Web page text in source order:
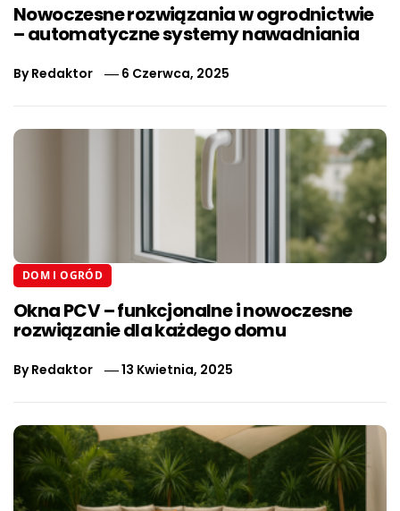
Nowoczesne rozwiązania w ogrodnictwie
– automatyczne systemy nawadniania
ByRedaktor 6 Czerwca, 2025
DOM I OGRÓD
Okna PCV – funkcjonalne i nowoczesne
rozwiązanie dla każdego domu
ByRedaktor 13 Kwietnia, 2025